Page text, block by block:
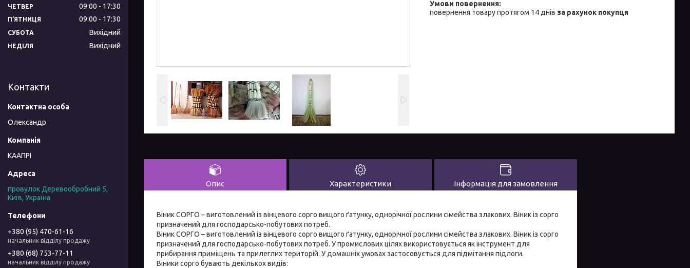
повернення товару протягом 14 днів за рахунок покупця
Опис Характеристики Інформація для замовлення
Віник СОРГО – виготовлений із вінцевого сорго вищого ґатунку, однорічної рослини сімейства злакових. Віник із сорго
призначений для господарсько-побутових потреб.
Віник СОРГО – виготовлений із вінцевого сорго вищого ґатунку, однорічної рослини сімейства злакових. Віник із сорго
призначений для господарсько-побутових потреб. У промислових цілях використовується як інструмент для
прибирання приміщень та прилеглих територій. У домашніх умовах застосовується для підмітання підлоги.
Віники сорго бувають декількох видів:
ЧЕТВЕР 09:00 17:30
ПʼЯТНИЦЯ 09:00 17:30
СУБОТА Вихідний
НЕДІЛЯ Вихідний
Контакти
Олександр
КААПРІ
провулок Деревообробний 5,
Київ, Україна
+380 (95) 470-61-16
начальник відділу продажу
+380 (68) 753-77-11
начальник відділу продажу